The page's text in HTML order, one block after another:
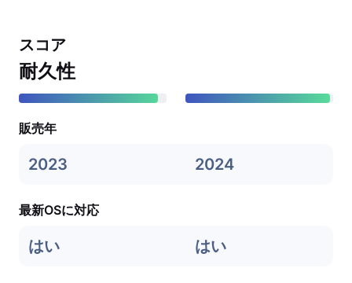
スコア
耐久性
販売年
2023 2024
最新OSに対応
はい はい